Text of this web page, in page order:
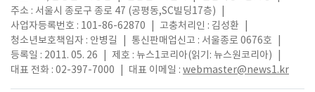
주소 : 서울시 종로구 종로 47 (공평동,SC빌딩17층)
사업자등록번호 : 101-86-62870
고충처리인 : 김성환
청소년보호책임자 : 안병길
통신판매업신고 : 서울종로 0676호
등록일 : 2011. 05. 26
제호 : 뉴스1코리아(읽기: 뉴스원코리아)
대표 전화 : 02-397-7000
대표 이메일 : webmaster@news1.kr